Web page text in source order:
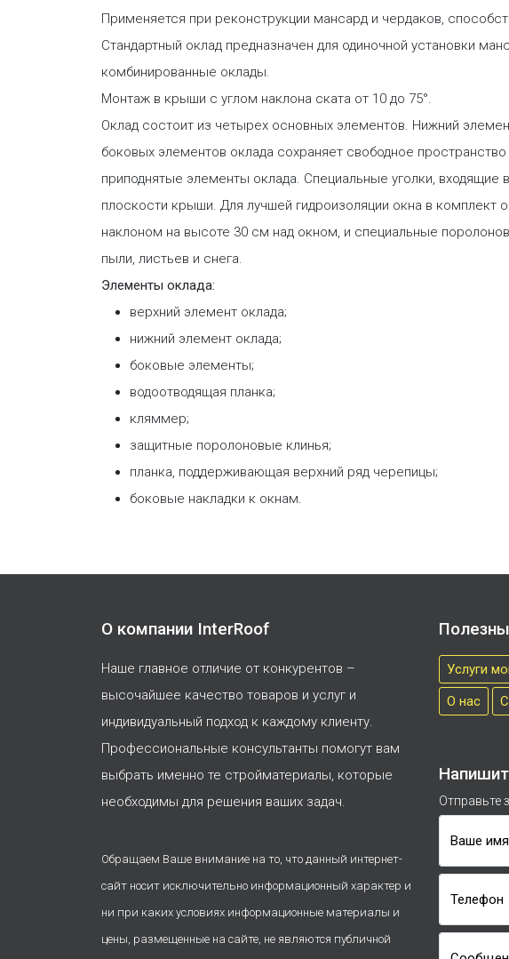
Применяется при реконструкции мансард и чердаков,
Стандартный оклад предназначен для одиночной установки
комбинированные оклады.
Монтаж в крыши с углом наклона ската от 10 до 75°.
Оклад состоит из четырех основных элементов. Нижний
боковых элементов оклада сохраняет свободное
приподнятые элементы оклада. Специальные уголки, входящие
плоскости крыши. Для лучшей гидроизоляции окна в комплект
наклоном на высоте 30 см над окном, и специальные
пыли, листьев и снега.
Элементы оклада:
верхний элемент оклада;
нижний элемент оклада;
боковые элементы;
водоотводящая планка;
кляммер;
защитные поролоновые клинья;
планка, поддерживающая верхний ряд черепицы;
боковые накладки к окнам.
О компании InterRoof
Наше главное отличие от конкурентов –
высочайшее качество товаров и услуг и
индивидуальный подход к каждому клиенту.
Профессиональные консультанты помогут вам
выбрать именно те стройматериалы, которые
необходимы для решения ваших задач.
Обращаем Ваше внимание на то, что данный интернет-
сайт носит исключительно информационный характер и
ни при каких условиях информационные материалы и
цены, размещенные на сайте, не являются публичной
Услуги
О нас
Отправьте
Ваше имя
Телефон